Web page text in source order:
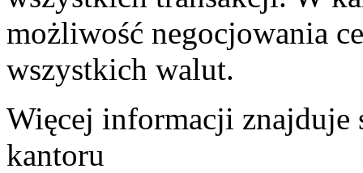
możliwość negocjowania
wszystkich walut.
Więcej informacji znajduje
kantoru